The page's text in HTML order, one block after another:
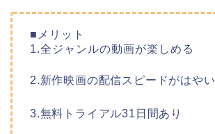
■メリット
1.全ジャンルの動画が楽しめる
2.新作映画の配信スピードがはやい
3.無料トライアル31日間あり